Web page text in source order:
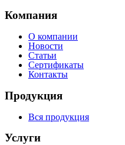
Компания
О компании
Новости
Статьи
Сертификаты
Контакты
Продукция
Вся продукция
Услуги